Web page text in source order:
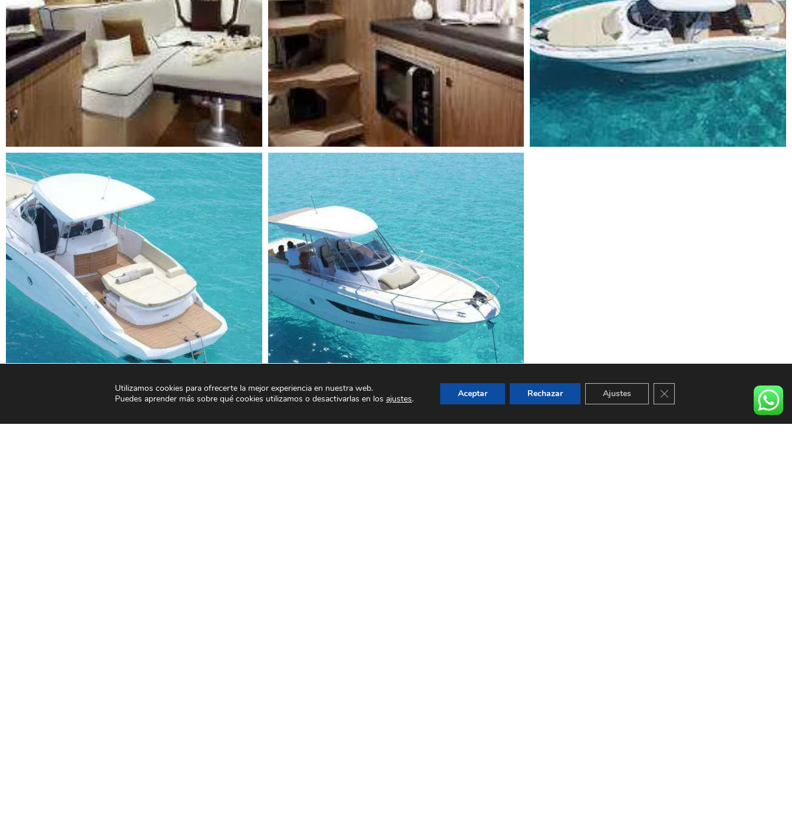
Utilizamos cookies para ofrecerte la mejor experiencia en nuestra web.
Puedes aprender más sobre qué cookies utilizamos o desactivarlas en los ajustes. Aceptar Rechazar Ajustes CERRAR EL BANNER DE